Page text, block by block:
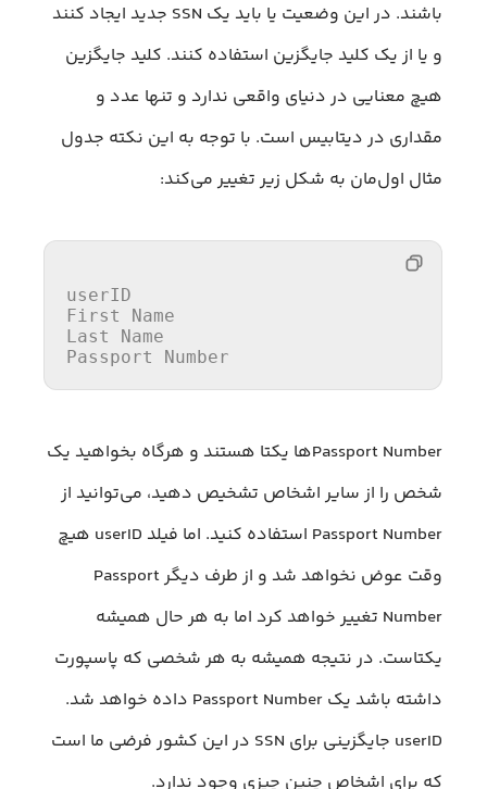
باشند. در این وضعیت یا باید یک SSN جدید ایجاد کنند
و یا از یک کلید جایگزین استفاده کنند. کلید جایگزین
هیچ معنایی در دنیای واقعی ندارد و تنها عدد و
مقداری در دیتابیس است. با توجه به این نکته جدول
مثال اول‌مان به شکل زیر تغییر می‌کند:
userID
First Name
Last Name
Passport Number
Passport Numberها یکتا هستند و هرگاه بخواهید یک
شخص را از سایر اشخاص تشخیص دهید، می‌توانید از
Passport Number استفاده کنید. اما فیلد userID هیچ
وقت عوض نخواهد شد و از طرف دیگر Passport
Number تغییر خواهد کرد اما به هر حال همیشه
یکتاست. در نتیجه همیشه به هر شخصی که پاسپورت
داشته باشد یک Passport Number داده خواهد شد.
userID جایگزینی برای SSN در این کشور فرضی ما است
که برای اشخاص چنین چیزی وجود ندارد.